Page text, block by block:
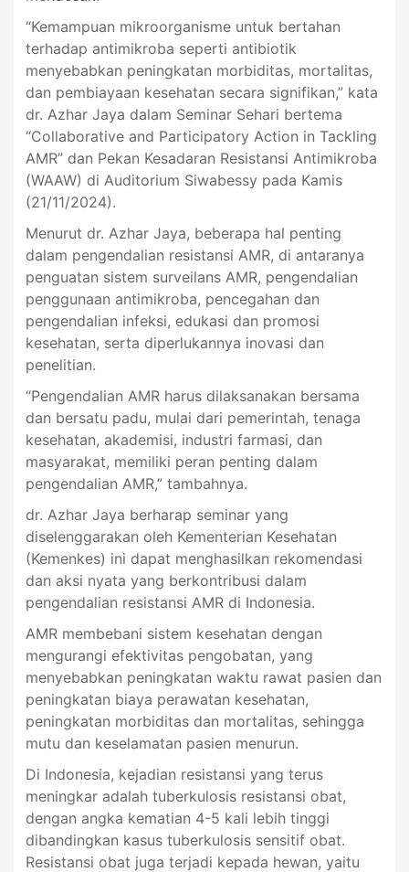
“Kemampuan mikroorganisme untuk bertahan
terhadap antimikroba seperti antibiotik
menyebabkan peningkatan morbiditas, mortalitas,
dan pembiayaan kesehatan secara signifikan,” kata
dr. Azhar Jaya dalam Seminar Sehari bertema
“Collaborative and Participatory Action in Tackling
AMR” dan Pekan Kesadaran Resistansi Antimikroba
(WAAW) di Auditorium Siwabessy pada Kamis
(21/11/2024).
Menurut dr. Azhar Jaya, beberapa hal penting
dalam pengendalian resistansi AMR, di antaranya
penguatan sistem surveilans AMR, pengendalian
penggunaan antimikroba, pencegahan dan
pengendalian infeksi, edukasi dan promosi
kesehatan, serta diperlukannya inovasi dan
penelitian.
“Pengendalian AMR harus dilaksanakan bersama
dan bersatu padu, mulai dari pemerintah, tenaga
kesehatan, akademisi, industri farmasi, dan
masyarakat, memiliki peran penting dalam
pengendalian AMR,” tambahnya.
dr. Azhar Jaya berharap seminar yang
diselenggarakan oleh Kementerian Kesehatan
(Kemenkes) ini dapat menghasilkan rekomendasi
dan aksi nyata yang berkontribusi dalam
pengendalian resistansi AMR di Indonesia.
AMR membebani sistem kesehatan dengan
mengurangi efektivitas pengobatan, yang
menyebabkan peningkatan waktu rawat pasien dan
peningkatan biaya perawatan kesehatan,
peningkatan morbiditas dan mortalitas, sehingga
mutu dan keselamatan pasien menurun.
Di Indonesia, kejadian resistansi yang terus
meningkar adalah tuberkulosis resistansi obat,
dengan angka kematian 4-5 kali lebih tinggi
dibandingkan kasus tuberkulosis sensitif obat.
Resistansi obat juga terjadi kepada hewan, yaitu